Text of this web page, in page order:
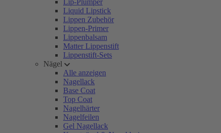
Lip-Plumper
Liquid Lipstick
Lippen Zubehör
Lippen-Primer
Lippenbalsam
Matter Lippenstift
Lippenstift-Sets
Nägel
Alle anzeigen
Nagellack
Base Coat
Top Coat
Nagelhärter
Nagelfeilen
Gel Nagellack